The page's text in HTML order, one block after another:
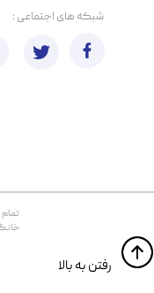
​​رفتن به بالا
​شبکه های اجتماعی :